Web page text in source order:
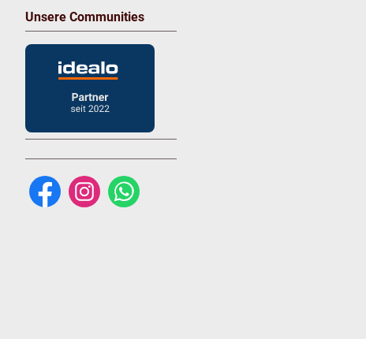
Unsere Communities